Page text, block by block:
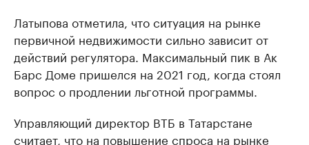
Латыпова отметила, что ситуация на рынке
первичной недвижимости сильно зависит от
действий регулятора. Максимальный пик в Ак
Барс Доме пришелся на 2021 год, когда стоял
вопрос о продлении льготной программы.
Управляющий директор ВТБ в Татарстане
считает, что на повышение спроса на рынке